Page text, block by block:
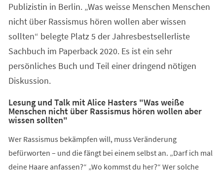
Publizistin in Berlin. „Was weisse Menschen Menschen
nicht über Rassismus hören wollen aber wissen
sollten“ belegte Platz 5 der Jahresbestsellerliste
Sachbuch im Paperback 2020. Es ist ein sehr
persönliches Buch und Teil einer dringend nötigen
Diskussion.
Lesung und Talk mit Alice Hasters "Was weiße
Menschen nicht über Rassismus hören wollen aber
wissen sollten"
Wer Rassismus bekämpfen will, muss Veränderung
befürworten – und die fängt bei einem selbst an. „Darf ich mal
deine Haare anfassen?“ „Wo kommst du her?“ Wer solche